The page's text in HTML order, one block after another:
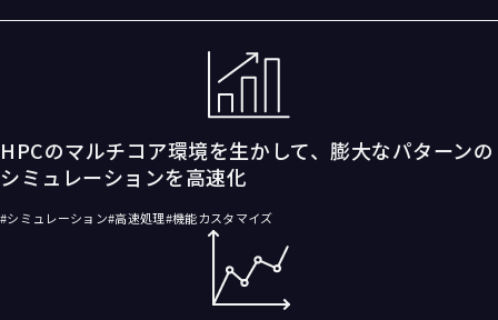
HPCのマルチコア環境を生かして、膨大なパターンの
シミュレーションを高速化
#シミュレーション#高速処理#機能カスタマイズ